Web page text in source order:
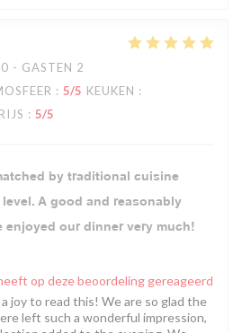
- GASTEN 2
: 5/5 KEUKEN :
: 5/5
by traditional cuisine
A good and reasonably
enjoyed our dinner very much!
op deze beoordeling gereageerd
joy to read this! We are so glad the
left such a wonderful impression,